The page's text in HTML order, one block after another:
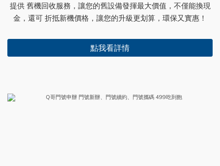
提供 舊機回收服務，讓您的舊設備發揮最大價值，不僅能換現
金，還可 折抵新機價格，讓您的升級更划算，環保又實惠！
點我看詳情